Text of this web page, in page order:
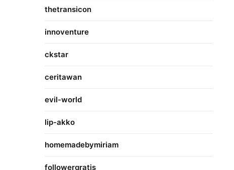
thetransicon
innoventure
ckstar
ceritawan
evil-world
lip-akko
homemadebymiriam
followergratis